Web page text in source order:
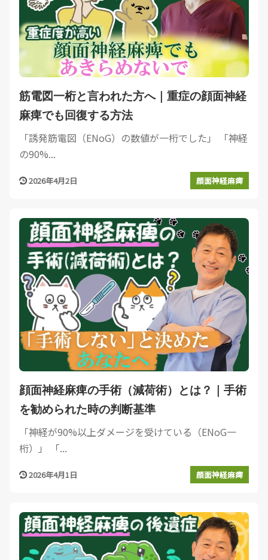
筋電図一桁と言われた方へ｜重症の顔面神経
麻痺でも回復する方法
「誘発筋電図（ENoG）の数値が一桁でした」 「神経
の90%...
2026年4月2日 顔面神経麻痺
顔面神経麻痺の手術（減荷術）とは？｜手術
を勧められた時の判断基準
「神経が90%以上ダメージを受けている（ENoG一
桁）」 「...
2026年4月1日 顔面神経麻痺